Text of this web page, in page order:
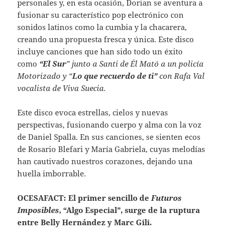
personales y, en esta ocasión, Dorian se aventura a
fusionar su característico pop electrónico con
sonidos latinos como la cumbia y la chacarera,
creando una propuesta fresca y única. Este disco
incluye canciones que han sido todo un éxito
como “El Sur” junto a Santi de Él Mató a un policía
Motorizado y “Lo que recuerdo de ti”con Rafa Val
vocalista de Viva Suecia.
Este disco evoca estrellas, cielos y nuevas
perspectivas, fusionando cuerpo y alma con la voz
de Daniel Spalla. En sus canciones, se sienten ecos
de Rosario Blefari y María Gabriela, cuyas melodías
han cautivado nuestros corazones, dejando una
huella imborrable.
OCESAFACT: El primer sencillo de Futuros
Imposibles, “Algo Especial”, surge de la ruptura
entre Belly Hernández y Marc Gili.